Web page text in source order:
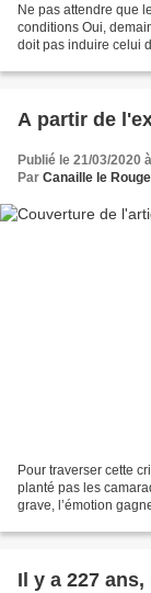
Ne pas attendre que
conditions Oui,
doit pas induire celui
A partir de
Publié le 21/03/2020
Par Canaille le Rouge
Pour traverser cette
planté pas les
grave, l’émotion
Il y a 227